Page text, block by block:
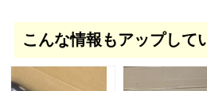
こんな情報もアップして